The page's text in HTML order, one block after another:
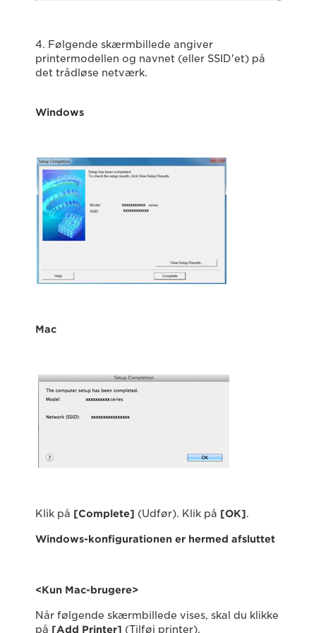
4. Følgende skærmbillede angiver
printermodellen og navnet (eller SSID'et) på
det trådløse netværk.
Windows
Mac
Klik på [Complete] (Udfør). Klik på [OK].
Windows-konfigurationen er hermed afsluttet
<Kun Mac-brugere>
Når følgende skærmbillede vises, skal du klikke
på [Add Printer] (Tilføj printer).